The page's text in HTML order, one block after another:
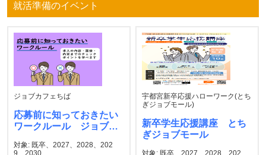
就活準備のイベント
ジョブカフェちば
応募前に知っておきたい
ワークルール ジョブカ
対象: 既卒、2027、2028、202
9、2030
宇都宮新卒応援ハローワーク(とち
ぎジョブモール)
新卒学生応援講座 とち
ぎジョブモール
対象: 既卒、2027、2028、202